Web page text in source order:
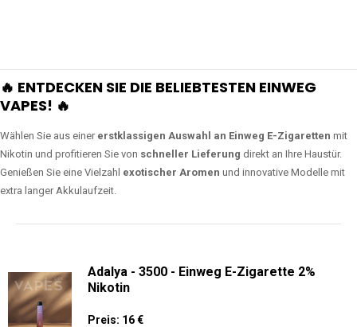
🔥 ENTDECKEN SIE DIE BELIEBTESTEN EINWEG
VAPES! 🔥
Wählen Sie aus einer erstklassigen Auswahl an Einweg E-Zigaretten mit
Nikotin und profitieren Sie von schneller Lieferung direkt an Ihre Haustür.
Genießen Sie eine Vielzahl exotischer Aromen und innovative Modelle mit
extra langer Akkulaufzeit.
Adalya - 3500 - Einweg E-Zigarette 2%
Nikotin
Preis: 16 €